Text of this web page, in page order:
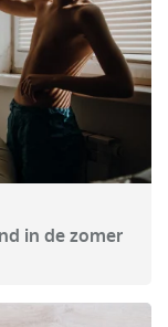
in de zomer